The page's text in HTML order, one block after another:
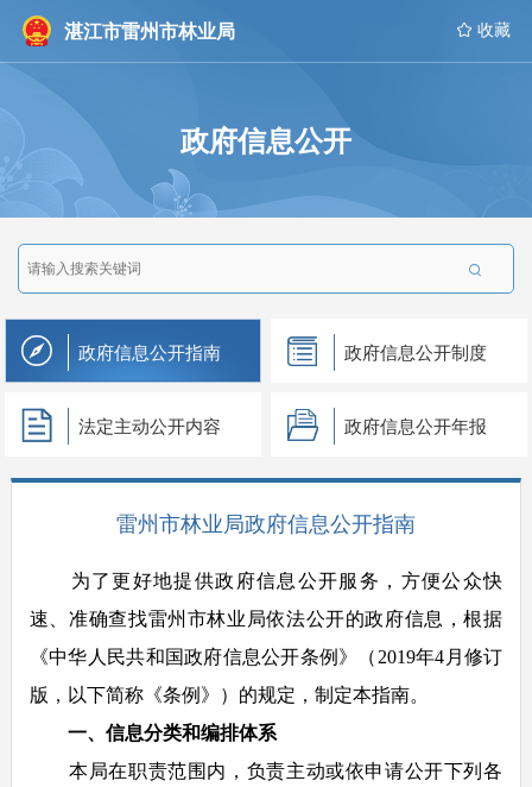
湛江市雷州市林业局  收藏
政府信息公开

政府信息公开指南 政府信息公开制度
法定主动公开内容 政府信息公开年报
雷州市林业局政府信息公开指南
为了更好地提供政府信息公开服务，方便公众快
速、准确查找雷州市林业局依法公开的政府信息，根据
《中华人民共和国政府信息公开条例》（2019年4月修订
版，以下简称《条例》）的规定，制定本指南。
一、信息分类和编排体系
本局在职责范围内，负责主动或依申请公开下列各